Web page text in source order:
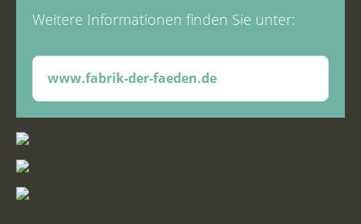
Weitere Informationen finden Sie unter:
www.fabrik-der-faeden.de